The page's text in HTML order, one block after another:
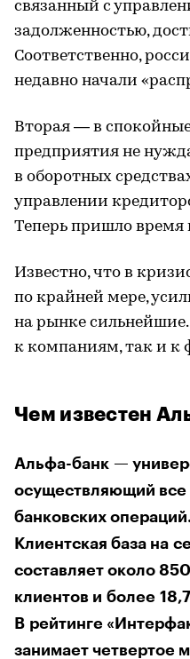
связанный с
задолженностью,
Соответственно,
недавно начали
Вторая — в
предприятия не
в оборотных
управлении
Теперь пришло время
Известно, что в
по крайней мере,
на рынке
к компаниям, так и
Чем известен
Альфа-банк —
осуществляющий
банковских
Клиентская база на
составляет около
клиентов и более
В рейтинге
занимает четвертое